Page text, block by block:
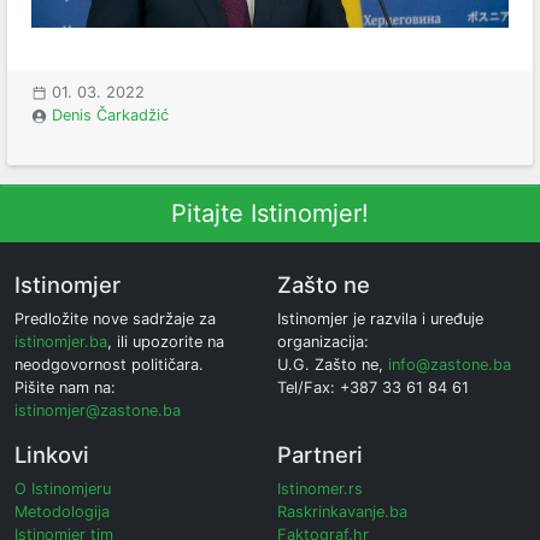
01. 03. 2022
Denis Čarkadžić
Pitajte Istinomjer!
Istinomjer
Predložite nove sadržaje za
istinomjer.ba, ili upozorite na
neodgovornost političara.
Pišite nam na:
istinomjer@zastone.ba
Zašto ne
Istinomjer je razvila i uređuje
organizacija:
U.G. Zašto ne, info@zastone.ba
Tel/Fax: +387 33 61 84 61
Linkovi
O Istinomjeru
Metodologija
Istinomjer tim
Partneri
Istinomer.rs
Raskrinkavanje.ba
Faktograf.hr